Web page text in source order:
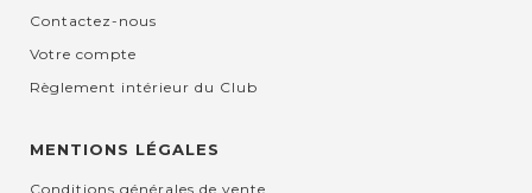
Contactez-nous
Votre compte
Règlement intérieur du Club
MENTIONS LÉGALES
Conditions générales de vente